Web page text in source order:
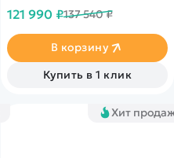
мощные возможности
всенаправленное
обнаружение препятствий,
ActiveTrack 360° с новым
режимом трассировки и
FHD на 20 км, что дает еще
больше возможностей как
121 990 ₽137 540 ₽
В корзину
Купить в 1 клик
Хит